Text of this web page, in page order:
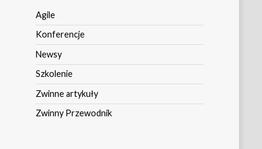
Agile
Konferencje
Newsy
Szkolenie
Zwinne artykuły
Zwinny Przewodnik